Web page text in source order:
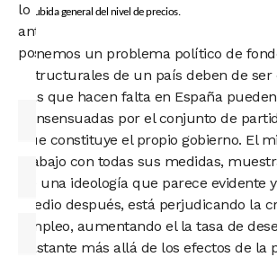
la subida general del nivel de precios.
Tenemos un problema político de
estructurales de un país deben de ser
Las que hacen falta en España
consensuadas por el conjunto de
que constituye el propio gobierno. El
trabajo con todas sus medidas,
de una ideología que parece evidente
medio después, está perjudicando la
empleo, aumentando el la tasa de
bastante más allá de los efectos de la
lo
antes
posible.